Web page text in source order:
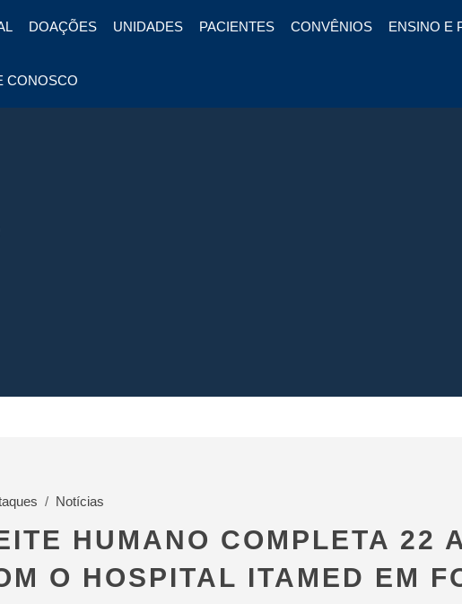
DOAÇÕES UNIDADES PACIENTES CONVÊNIOS ENSINO E
CONOSCO
/ Notícias
HUMANO COMPLETA 22
O HOSPITAL ITAMED EM